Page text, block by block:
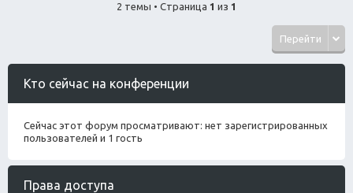
2 темы • Страница 1 из 1
Перейти
Кто сейчас на конференции
Сейчас этот форум просматривают: нет зарегистрированных
пользователей и 1 гость
Права доступа